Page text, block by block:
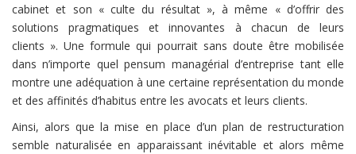
cabinet et son « culte du résultat », à même « d’offrir des
solutions pragmatiques et innovantes à chacun de leurs
clients ». Une formule qui pourrait sans doute être mobilisée
dans n’importe quel pensum managérial d’entreprise tant elle
montre une adéquation à une certaine représentation du monde
et des affinités d’habitus entre les avocats et leurs clients.
Ainsi, alors que la mise en place d’un plan de restructuration
semble naturalisée en apparaissant inévitable et alors même